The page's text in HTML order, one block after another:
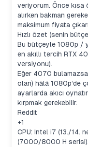
veriyorum. Önce
alırken bakman
maksimum fiyata
Hızlı özet (senin
Bu bütçeyle 1080p /
en akıllı tercih RTX
versiyonu).
Eğer 4070
olan) hâlâ 1080p’de
ayarlarda akıcı
kırpmak gerekebilir.
Reddit
+1
CPU: Intel i7 (13./14.
(7000/8000 H serisi).